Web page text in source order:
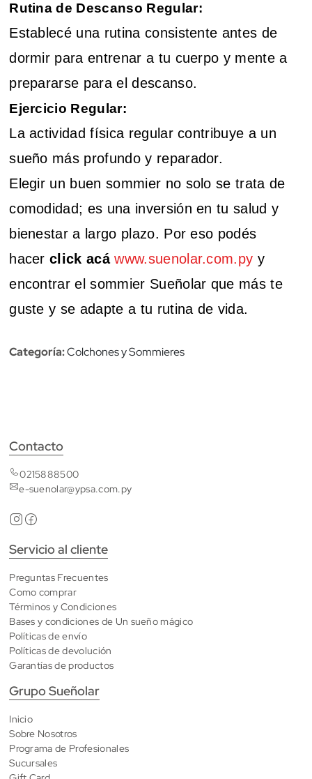
Rutina de Descanso Regular:
Establecé una rutina consistente antes de
dormir para entrenar a tu cuerpo y mente a
prepararse para el descanso.
Ejercicio Regular:
La actividad física regular contribuye a un
sueño más profundo y reparador.
Elegir un buen sommier no solo se trata de
comodidad; es una inversión en tu salud y
bienestar a largo plazo. Por eso podés
hacerclick acá www.suenolar.com.py y
encontrar el sommier Sueñolar que más te
guste y se adapte a tu rutina de vida.
Categoría:Colchones y Sommieres
Contacto
0215888500
e-suenolar@ypsa.com.py
Servicio al cliente
Preguntas Frecuentes
Como comprar
Términos y Condiciones
Bases y condiciones de Un sueño mágico
Políticas de envío
Políticas de devolución
Garantías de productos
Grupo Sueñolar
Inicio
Sobre Nosotros
Programa de Profesionales
Sucursales